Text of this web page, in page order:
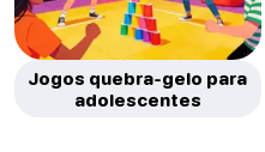
Jogos quebra-gelo para
adolescentes